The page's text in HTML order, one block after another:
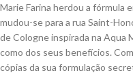
Marie Farina herdou a fórmula
mudou-se para a rua Saint-
de Cologne inspirada na Aqua
como dos seus benefícios.
cópias da sua formulação